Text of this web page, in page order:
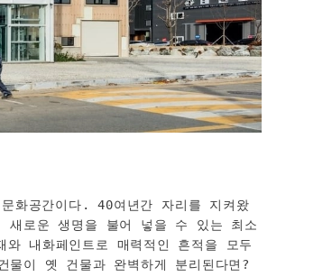
화공간이다. 40여년간 자리를 지켜왔
새로운 생명을 불어 넣을 수 있는 최소
내화페인트로 매력적인 흔적을 모두
이 옛 건물과 완벽하게 분리된다면?